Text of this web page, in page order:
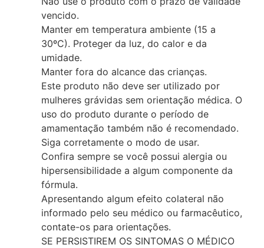
vencido.
Manter em temperatura ambiente (15 a
30ºC). Proteger da luz, do calor e da
umidade.
Manter fora do alcance das crianças.
Este produto não deve ser utilizado por
mulheres grávidas sem orientação médica. O
uso do produto durante o período de
amamentação também não é recomendado.
Siga corretamente o modo de usar.
Confira sempre se você possui alergia ou
hipersensibilidade a algum componente da
fórmula.
Apresentando algum efeito colateral não
informado pelo seu médico ou farmacêutico,
contate-os para orientações.
SE PERSISTIREM OS SINTOMAS O MÉDICO